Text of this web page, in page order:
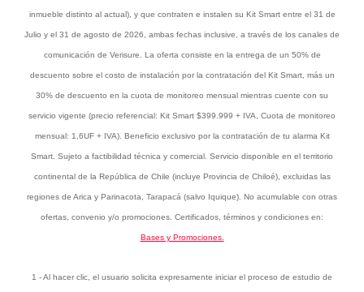
inmueble distinto al actual), y que contraten e instalen su Kit Smart entre el 31 de
Julio y el 31 de agosto de 2026, ambas fechas inclusive, a través de los canales de
comunicación de Verisure. La oferta consiste en la entrega de un 50% de
descuento sobre el costo de instalación por la contratación del Kit Smart, más un
30% de descuento en la cuota de monitoreo mensual mientras cuente con su
servicio vigente (precio referencial: Kit Smart $399.999 + IVA, Cuota de monitoreo
mensual: 1,6UF + IVA). Beneficio exclusivo por la contratación de tu alarma Kit
Smart. Sujeto a factibilidad técnica y comercial. Servicio disponible en el territorio
continental de la República de Chile (incluye Provincia de Chiloé), excluidas las
regiones de Arica y Parinacota, Tarapacá (salvo Iquique). No acumulable con otras
ofertas, convenio y/o promociones. Certificados, términos y condiciones en:
Bases y Promociones.
1 - Al hacer clic, el usuario solicita expresamente iniciar el proceso de estudio de